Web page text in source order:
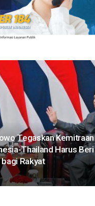
Tegaskan Kemitraan
Thailand Harus Beri
Rakyat